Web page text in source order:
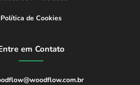
Política de Cookies
em Contato